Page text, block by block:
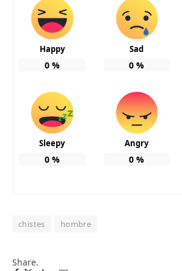
Happy
0%
Sad
0 %
Sleepy
0%
Angry
0 %
chistes hombre
Share.